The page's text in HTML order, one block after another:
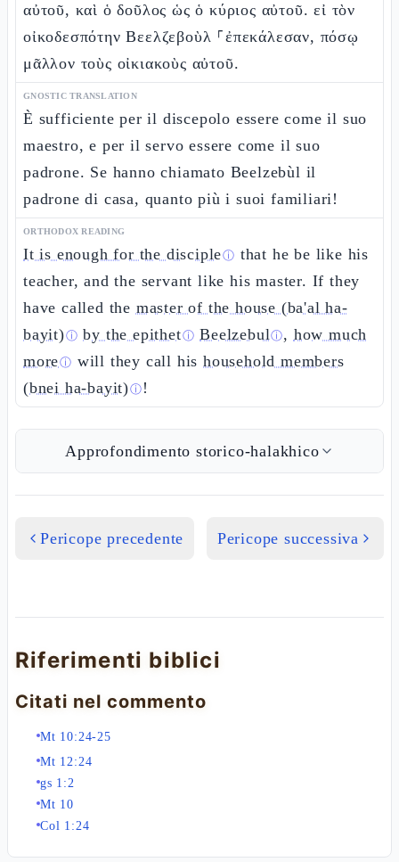
αὐτοῦ, καὶ ὁ δοῦλος ὡς ὁ κύριος αὐτοῦ. εἰ τὸν
οἰκοδεσπότην Βεελζεβοὺλ ⸀ἐπεκάλεσαν, πόσῳ
μᾶλλον τοὺς οἰκιακοὺς αὐτοῦ.
GNOSTIC TRANSLATION
È sufficiente per il discepolo essere come il suo
maestro, e per il servo essere come il suo
padrone. Se hanno chiamato Beelzebùl il
padrone di casa, quanto più i suoi familiari!
ORTHODOX READING
It is enough for the discipleⓘ that he be like his
teacher, and the servant like his master. If they
have called the master of the house (ba'al ha-
bayit)ⓘ by the epithetⓘ Beelzebulⓘ, how much
moreⓘ will they call hishousehold members
(bnei ha-bayit)ⓘ !
Approfondimento storico-halakhico
Pericope precedente Pericope successiva
Riferimenti biblici
Citati nel commento
Mt 10:24-25
Mt 12:24
gs 1:2
Mt 10
Col 1:24